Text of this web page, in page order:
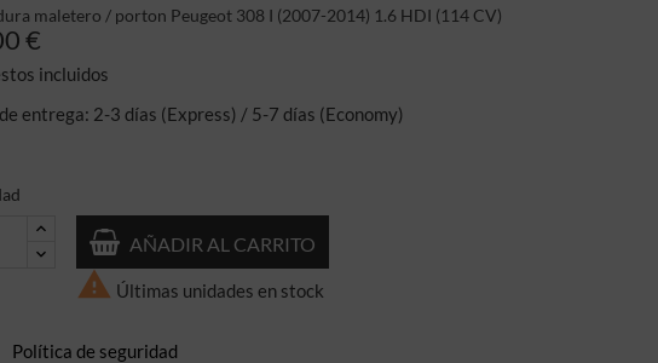
maletero / porton Peugeot 308 I (2007-2014) 1.6 HDI (114 CV)
€
incluidos
entrega: 2-3 días (Express) / 5-7 días (Economy)
AÑADIR AL CARRITO
 Últimas unidades en stock
Política de seguridad